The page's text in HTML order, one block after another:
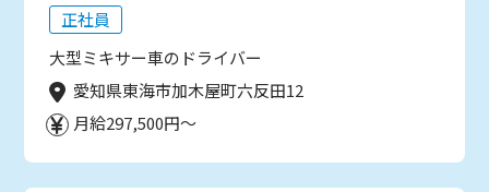
正社員
大型ミキサー車のドライバー
愛知県東海市加木屋町六反田12
月給297,500円～